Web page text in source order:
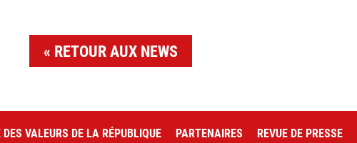
RETOUR AUX NEWS
VALEURS DE LA RÉPUBLIQUE PARTENAIRES REVUE DE PRESSE